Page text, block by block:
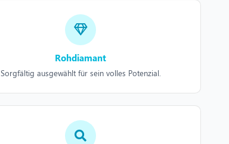
Rohdiamant
Sorgfältig ausgewählt für sein volles Potenzial.